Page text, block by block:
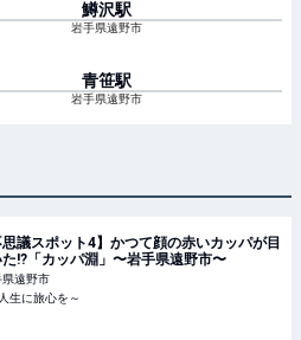
鱒沢駅
岩手県遠野市
青笹駅
岩手県遠野市
思議スポット4】かつて顔の赤いカッパが目
!?「カッパ淵」〜岩手県遠野市〜
県遠野市
生に旅心を～